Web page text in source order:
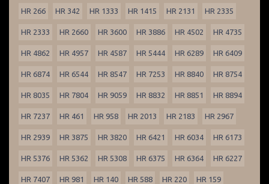
HR 266 HR 342 HR 1333 HR 1415 HR 2131 HR 2335
HR 2333 HR 2660 HR 3600 HR 3886 HR 4502 HR 4735
HR 4862 HR 4957 HR 4587 HR 5444 HR 6289 HR 6409
HR 6874 HR 6544 HR 8547 HR 7253 HR 8840 HR 8754
HR 8035 HR 7804 HR 9059 HR 8832 HR 8851 HR 8894
HR 7237 HR 461 HR 958 HR 2013 HR 2183 HR 2967
HR 2939 HR 3875 HR 3820 HR 6421 HR 6034 HR 6173
HR 5376 HR 5362 HR 5308 HR 6375 HR 6364 HR 6227
HR 7407 HR 981 HR 140 HR 588 HR 220 HR 159